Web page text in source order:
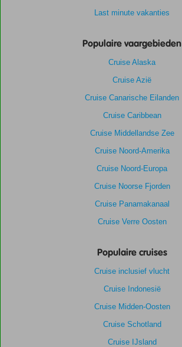
Last minute vakanties
Populaire vaargebieden
Cruise Alaska
Cruise Azië
Cruise Canarische Eilanden
Cruise Caribbean
Cruise Middellandse Zee
Cruise Noord-Amerika
Cruise Noord-Europa
Cruise Noorse Fjorden
Cruise Panamakanaal
Cruise Verre Oosten
Populaire cruises
Cruise inclusief vlucht
Cruise Indonesië
Cruise Midden-Oosten
Cruise Schotland
Cruise IJsland